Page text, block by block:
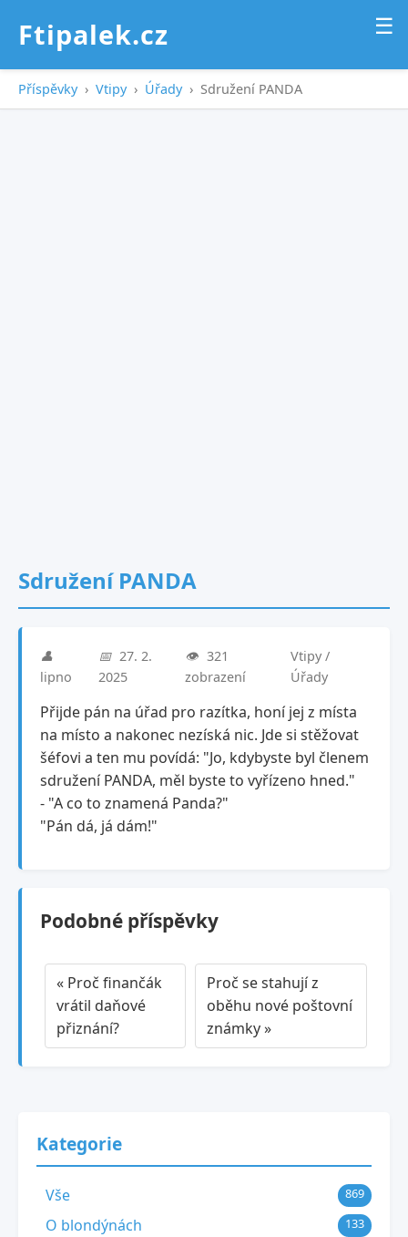
Ftipalek.cz ☰
Příspěvky › Vtipy › Úřady › Sdružení PANDA
Sdružení PANDA
👤
lipno
📅 27. 2.
2025
👁️ 321
zobrazení
Vtipy /
Úřady
Přijde pán na úřad pro razítka, honí jej z místa
na místo a nakonec nezíská nic. Jde si stěžovat
šéfovi a ten mu povídá: "Jo, kdybyste byl členem
sdružení PANDA, měl byste to vyřízeno hned."
- "A co to znamená Panda?"
"Pán dá, já dám!"
Podobné příspěvky
« Proč finančák
vrátil daňové
přiznání?
Proč se stahují z
oběhu nové poštovní
známky »
Kategorie
Vše 869
O blondýnách 133